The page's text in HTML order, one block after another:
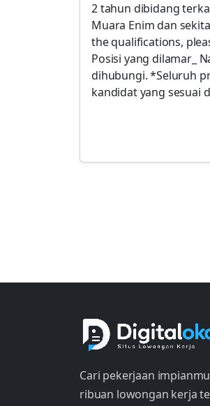
2 tahun dibidang
Muara Enim dan
the qualifications,
Posisi yang dilamar_
dihubungi. *Seluruh
kandidat yang sesuai
Cari pekerjaan
ribuan lowongan kerja